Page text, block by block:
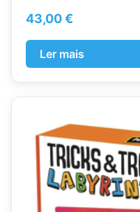
43,00€
Ler mais